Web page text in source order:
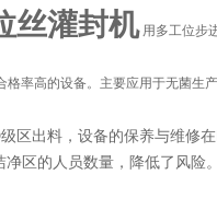
丝灌封机用多工位步
率高的设备。主要应用于无菌生
区出料，设备的保养与维修
区的人员数量，降低了风险